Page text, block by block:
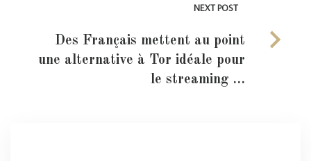
NEXT POST
Des Français mettent au point
une alternative à Tor idéale pour
le streaming …